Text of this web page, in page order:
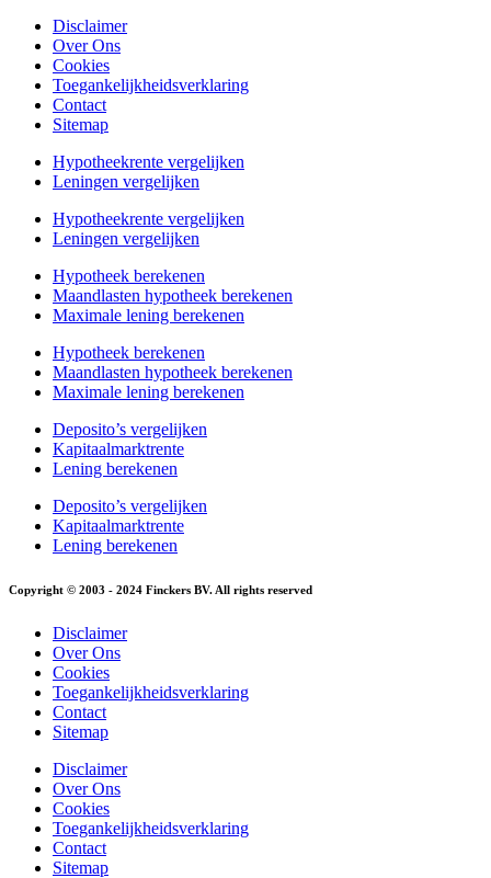
Disclaimer
Over Ons
Cookies
Toegankelijkheidsverklaring
Contact
Sitemap
Hypotheekrente vergelijken
Leningen vergelijken
Hypotheekrente vergelijken
Leningen vergelijken
Hypotheek berekenen
Maandlasten hypotheek berekenen
Maximale lening berekenen
Hypotheek berekenen
Maandlasten hypotheek berekenen
Maximale lening berekenen
Deposito’s vergelijken
Kapitaalmarktrente
Lening berekenen
Deposito’s vergelijken
Kapitaalmarktrente
Lening berekenen
Copyright © 2003 - 2024 Finckers BV. All rights reserved
Disclaimer
Over Ons
Cookies
Toegankelijkheidsverklaring
Contact
Sitemap
Disclaimer
Over Ons
Cookies
Toegankelijkheidsverklaring
Contact
Sitemap